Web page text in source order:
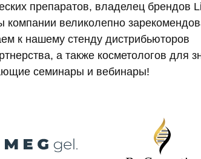
препаратов, владелец брендов
великолепно
к нашему стенду дистрибьюторов
а также косметологов для
семинары и вебинары!